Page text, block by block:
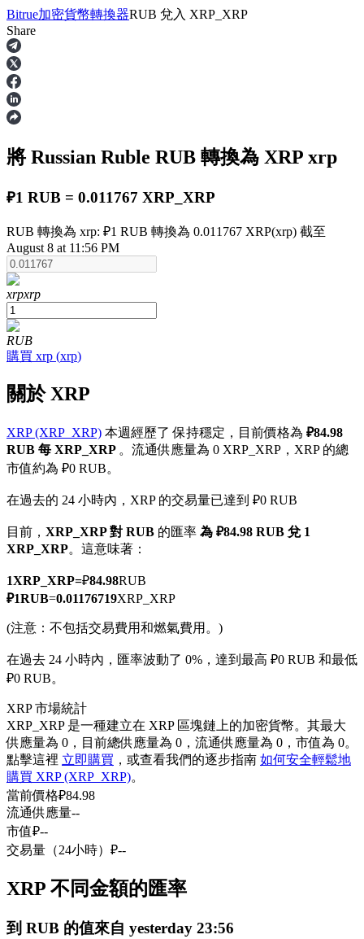
合約
USDT永續
多種以USDT結算的永續合約
幣本位永續
以數字貨幣為保證金的永續合約
TradFi
美股、外匯、貴金屬及大宗商品衍生性商品
USDC永續
多種以USDC結算的永續合約
Bitrue加密貨幣轉換器RUB 兌入 XRP_XRP
Share
將 Russian Ruble RUB 轉換為 XRP xrp
₽1 RUB = 0.011767 XRP_XRP
RUB 轉換為 xrp: ₽1 RUB 轉換為 0.011767 XRP(xrp) 截至
August 8 at 11:56 PM
xrpxrp
RUB
購買 xrp (xrp)
關於 XRP
XRP (XRP_XRP) 本週經歷了 保持穩定，目前價格為 ₽84.98
RUB 每 XRP_XRP 。流通供應量為 0 XRP_XRP，XRP 的總
市值約為 ₽0 RUB。
在過去的 24 小時內，XRP 的交易量已達到 ₽0 RUB
目前， XRP_XRP 對 RUB 的匯率 為 ₽84.98 RUB 兌 1
XRP_XRP。這意味著：
1XRP_XRP=₽84.98RUB
₽1RUB=0.01176719XRP_XRP
(注意：不包括交易費用和燃氣費用。)
在過去 24 小時內，匯率波動了 0%，達到最高 ₽0 RUB 和最低
₽0 RUB。
XRP 市場統計
XRP_XRP 是一種建立在 XRP 區塊鏈上的加密貨幣。其最大
供應量為 0，目前總供應量為 0，流通供應量為 0，市值為 0。
點擊這裡 立即購買 ，或查看我們的逐步指南 如何安全輕鬆地
購買 XRP (XRP_XRP)。
當前價格₽84.98
流通供應量--
市值₽--
交易量（24小時） ₽--
XRP 不同金額的匯率
到 RUB 的值來自 yesterday 23:56